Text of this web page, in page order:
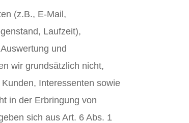
(z.B., E-Mail,
Laufzeit),
und
wir grundsätzlich nicht,
Interessenten sowie
in der Erbringung von
sich aus Art. 6 Abs. 1